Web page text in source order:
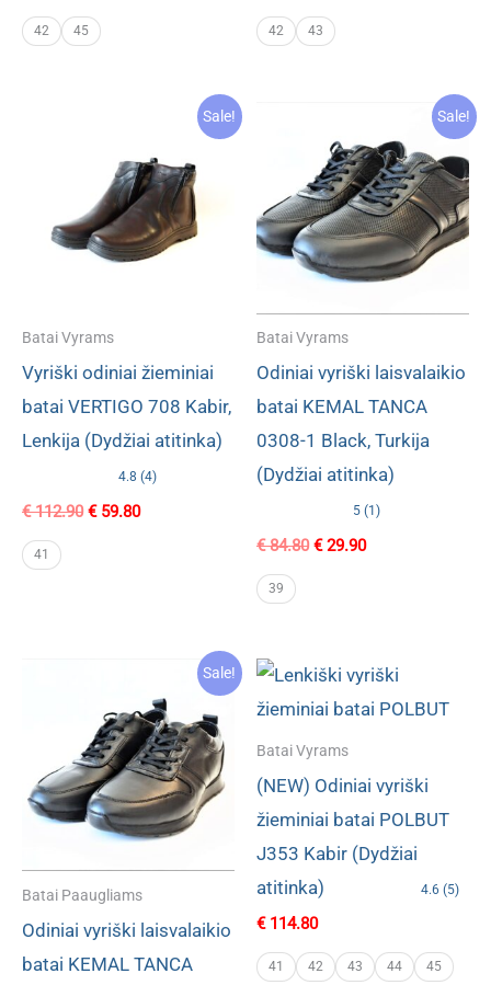
was:
€ 102.90.
42 45
was:
€ 114.80.
42 43
Sale!
Batai Vyrams
Vyriški odiniai žieminiai
batai VERTIGO 708 Kabir,
Lenkija (Dydžiai atitinka)
4.8 (4)
€112.90 Original
€59.80Current
41
Sale!
Batai Vyrams
Odiniai vyriški laisvalaikio
batai KEMAL TANCA
0308-1 Black, Turkija
(Dydžiai atitinka)
5 (1)
€84.80 Original
€29.90Current
39
Sale!
Batai Paaugliams
Odiniai vyriški laisvalaikio
batai KEMAL TANCA
Batai Vyrams
(NEW) Odiniai vyriški
žieminiai batai POLBUT
J353 Kabir (Dydžiai
atitinka)
4.6 (5)
€114.80
41 42 43 44 45